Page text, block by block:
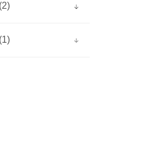
4月(1)
7月(1)